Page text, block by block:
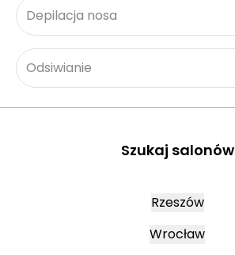
Depilacja nosa
Odsiwianie
Szukaj salonów
Rzeszów
Wrocław